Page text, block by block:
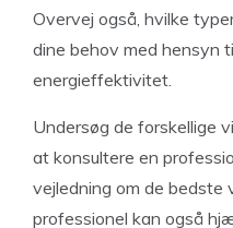
Overvej også, hvilke
dine behov med hensyn
energieffektivitet.
Undersøg de forskellige
at konsultere en
vejledning om de bedste
professionel kan også